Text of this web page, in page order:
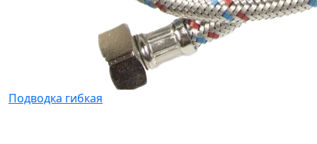
Подводка гибкая